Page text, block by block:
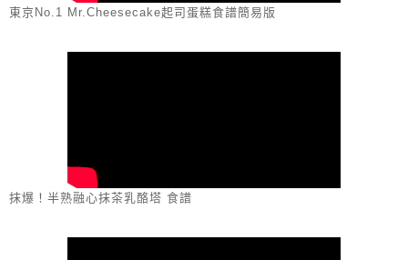
東京No.1 Mr.Cheesecake起司蛋糕食譜簡易版
抹爆！半熟融心抹茶乳酪塔 食譜